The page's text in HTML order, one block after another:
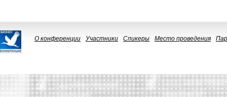
О конференции Участники Спикеры Место проведения